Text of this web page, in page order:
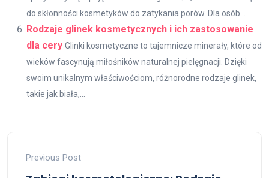
do skłonności kosmetyków do zatykania porów. Dla osób...
Rodzaje glinek kosmetycznych i ich zastosowanie
dla cery Glinki kosmetyczne to tajemnicze minerały, które od
wieków fascynują miłośników naturalnej pielęgnacji. Dzięki
swoim unikalnym właściwościom, różnorodne rodzaje glinek,
takie jak biała,...
Previous Post